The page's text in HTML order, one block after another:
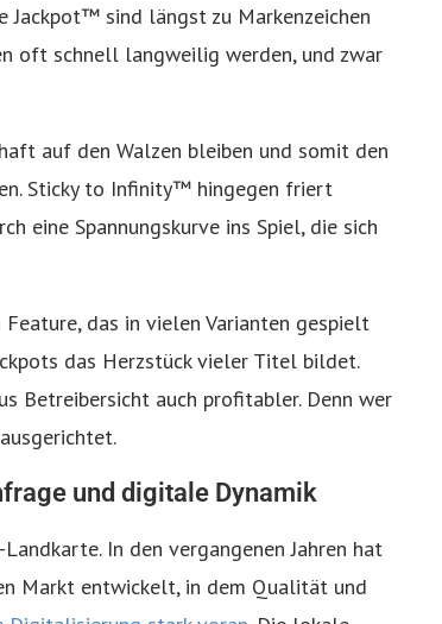
sind längst zu Markenzeichen
oft schnell langweilig werden, und zwar
auf den Walzen bleiben und somit den
Sticky to Infinity™ hingegen friert
eine Spannungskurve ins Spiel, die sich
das in vielen Varianten gespielt
das Herzstück vieler Titel bildet.
Betreibersicht auch profitabler. Denn wer
und digitale Dynamik
In den vergangenen Jahren hat
Markt entwickelt, in dem Qualität und